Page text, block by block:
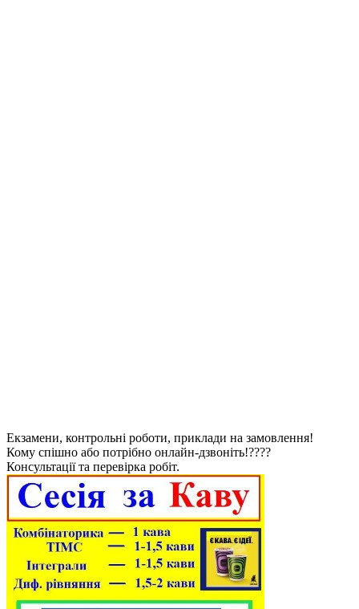
Екзамени, контрольні роботи, приклади на замовлення!
Кому спішно або потрібно онлайн-дзвоніть!????
Консультації та перевірка робіт.